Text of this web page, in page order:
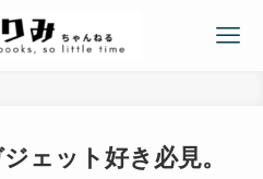
ェット好き必見。